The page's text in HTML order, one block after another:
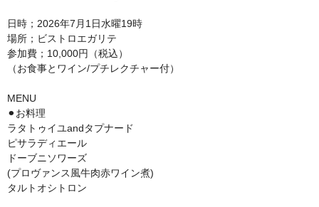
日時；2026年7月1日水曜19時
場所；ビストロエガリテ
参加費；10,000円（税込）
（お食事とワイン/プチレクチャー付）
MENU
⚫︎お料理
ラタトゥイユandタプナード
ピサラディエール
ドーブニソワーズ
(プロヴァンス風牛肉赤ワイン煮)
タルトオシトロン